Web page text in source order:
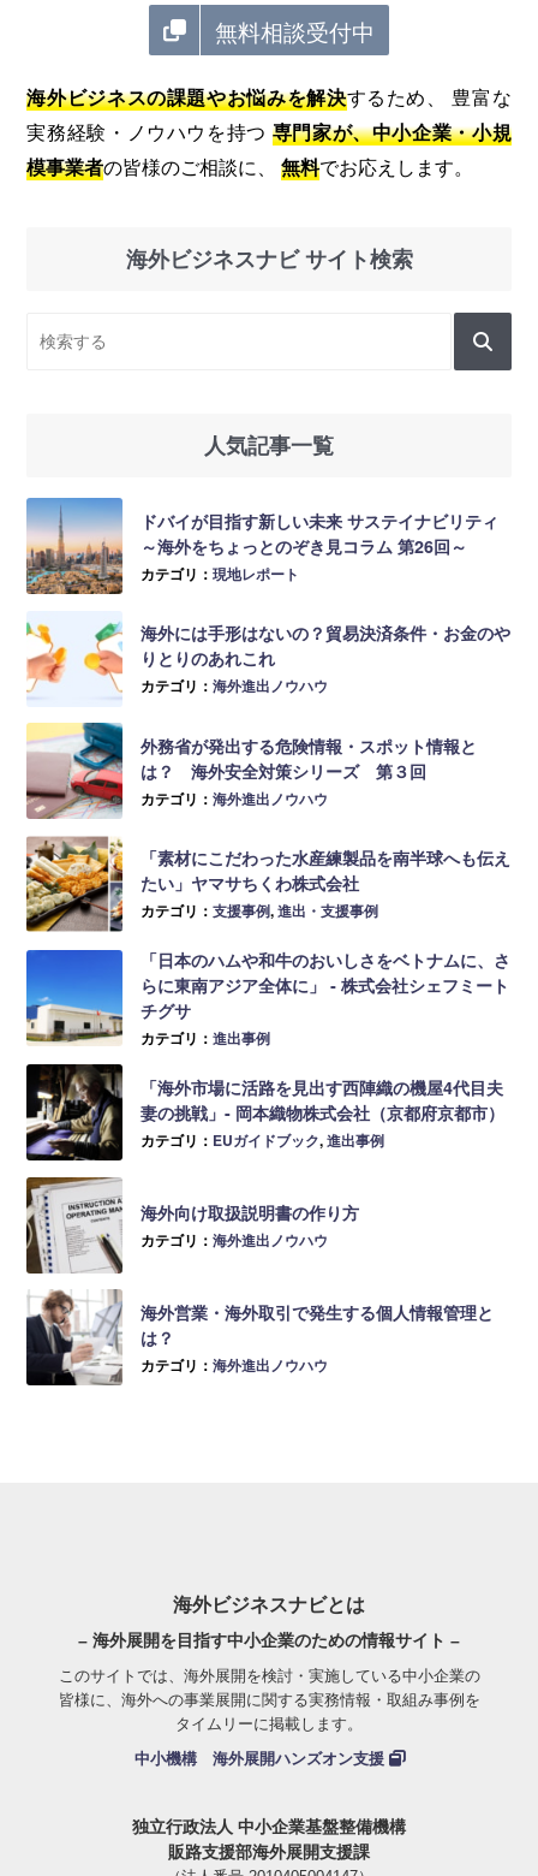
無料相談受付中
海外ビジネスの課題やお悩みを解決するため、 豊富な
実務経験・ノウハウを持つ 専門家が、中小企業・小規
模事業者の皆様のご相談に、無料でお応えします。
海外ビジネスナビ サイト検索
人気記事一覧
ドバイが目指す新しい未来 サステイナビリティ
～海外をちょっとのぞき見コラム 第26回～
カテゴリ：現地レポート
海外には手形はないの？貿易決済条件・お金のや
りとりのあれこれ
カテゴリ：海外進出ノウハウ
外務省が発出する危険情報・スポット情報と
は？ 海外安全対策シリーズ 第３回
カテゴリ：海外進出ノウハウ
「素材にこだわった水産練製品を南半球へも伝え
たい」ヤマサちくわ株式会社
カテゴリ：支援事例,進出・支援事例
「日本のハムや和牛のおいしさをベトナムに、さ
らに東南アジア全体に」 ‐ 株式会社シェフミート
チグサ
カテゴリ：進出事例
「海外市場に活路を見出す西陣織の機屋4代目夫
妻の挑戦」- 岡本織物株式会社（京都府京都市）
カテゴリ： EUガイドブック,進出事例
海外向け取扱説明書の作り方
カテゴリ：海外進出ノウハウ
海外営業・海外取引で発生する個人情報管理と
は？
カテゴリ：海外進出ノウハウ
海外ビジネスナビとは
– 海外展開を目指す中小企業のための情報サイト –
このサイトでは、海外展開を検討・実施している中小企業の
皆様に、海外への事業展開に関する実務情報・取組み事例を
タイムリーに掲載します。
中小機構 海外展開ハンズオン支援
独立行政法人 中小企業基盤整備機構
販路支援部海外展開支援課